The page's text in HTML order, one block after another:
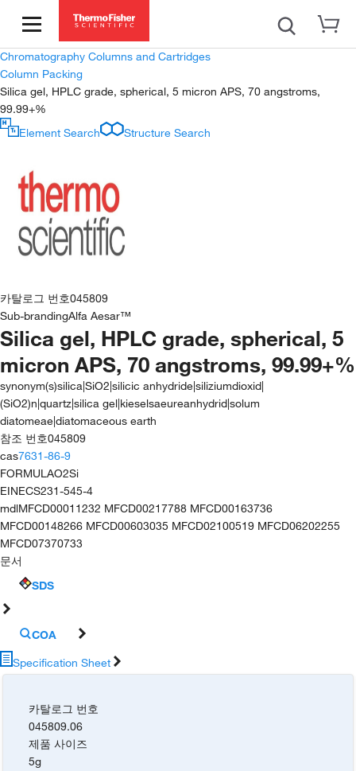
Chromatography Columns and Cartridges
Column Packing
Silica gel, HPLC grade, spherical, 5 micron APS, 70 angstroms,
99.99+%
Element Search
Structure Search
카탈로그 번호045809
Sub-brandingAlfa Aesar™
Silica gel, HPLC grade, spherical, 5
micron APS, 70 angstroms, 99.99+%
synonym(s)silica|SiO2|silicic anhydride|siliziumdioxid|
(SiO2)n|quartz|silica gel|kieselsaeureanhydrid|solum
diatomeae|diatomaceous earth
참조 번호045809
cas7631-86-9
FORMULAO2Si
EINECS231-545-4
mdlMFCD00011232 MFCD00217788 MFCD00163736
MFCD00148266 MFCD00603035 MFCD02100519 MFCD06202255
MFCD07370733
문서
SDS
COA
Specification Sheet
카탈로그 번호
045809.06
제품 사이즈
5g